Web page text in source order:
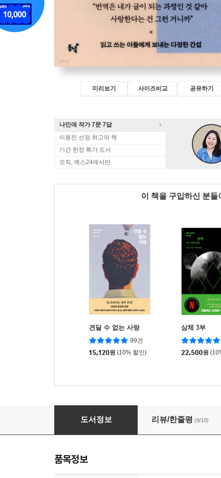
미리보기 사이즈비교 공유하기
나민애 작가 7문 7답
이동진 선정 최고의 책
기간 한정 특가 도서
오직, 예스24에서만
이 책을 구입하신 분
견딜 수 없는 사랑
99건
15,120원 (10% 할인)
삼체 3부
22,500원
우리는 아름답게 어긋나지
도서정보 리뷰/한줄평 (9/10)
품목정보